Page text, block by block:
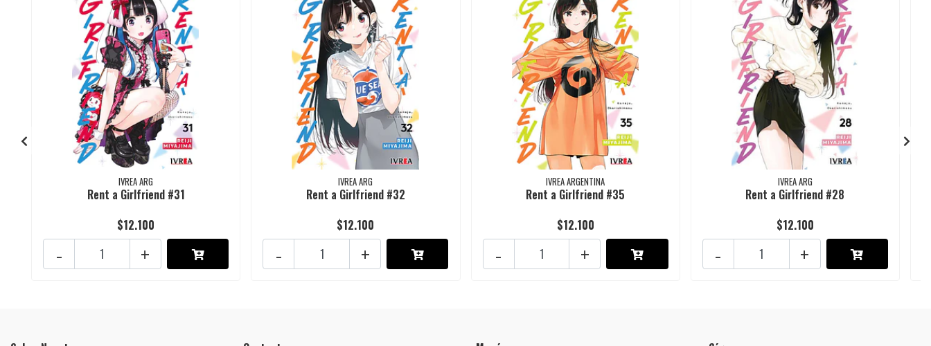
IVREA ARG
Rent a Girlfriend #31
$12.100
+
-
IVREA ARG
Rent a Girlfriend #32
$12.100
+
-
IVREA ARGENTINA
Rent a Girlfriend #35
$12.100
+
-
IVREA ARG
Rent a Girlfriend #28
$12.100
+
-